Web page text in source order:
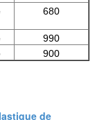
680
990
900
de